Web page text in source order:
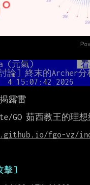
(元氣)
論] 終末的Archer分
4 15:07:42 2026
露雷
GO 茹西教王的理想
fgo-vz/
擊]